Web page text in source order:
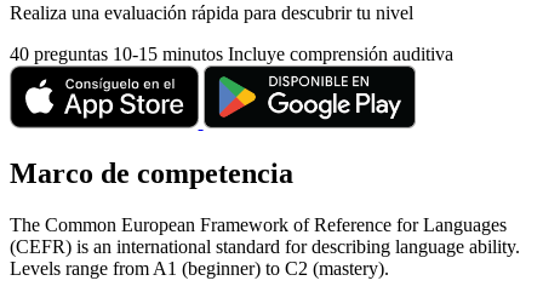
Realiza una evaluación rápida para descubrir tu nivel
40 preguntas 10-15 minutos Incluye comprensión auditiva
Marco de competencia
The Common European Framework of Reference for Languages
(CEFR) is an international standard for describing language ability.
Levels range from A1 (beginner) to C2 (mastery).